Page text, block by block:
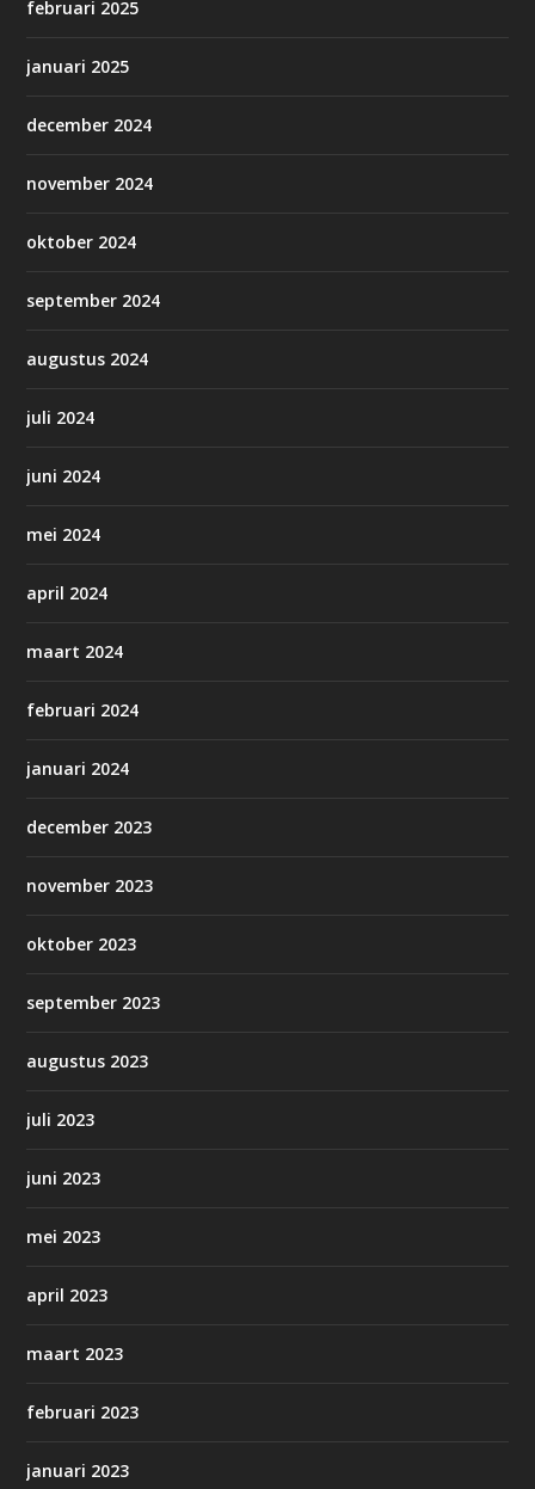
februari 2025
januari 2025
december 2024
november 2024
oktober 2024
september 2024
augustus 2024
juli 2024
juni 2024
mei 2024
april 2024
maart 2024
februari 2024
januari 2024
december 2023
november 2023
oktober 2023
september 2023
augustus 2023
juli 2023
juni 2023
mei 2023
april 2023
maart 2023
februari 2023
januari 2023